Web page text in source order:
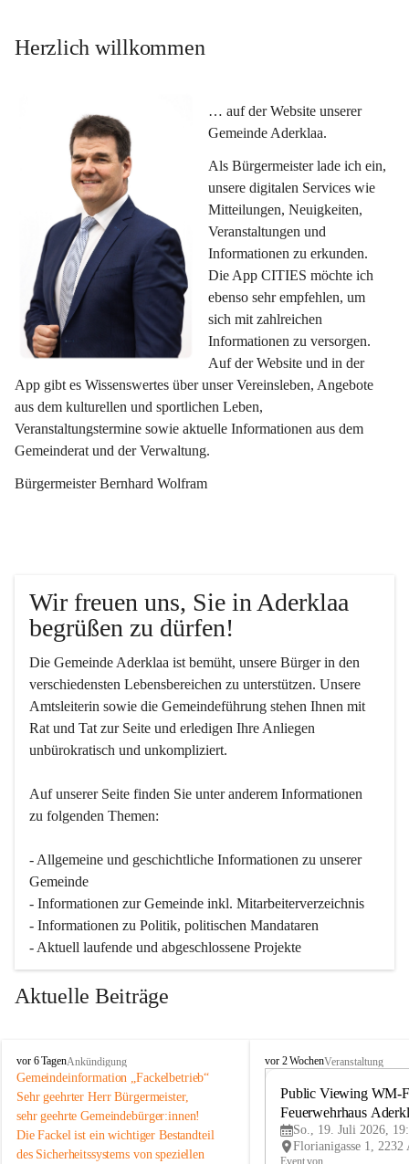
Herzlich willkommen
… auf der Website unserer
Gemeinde Aderklaa.
Als Bürgermeister lade ich ein,
unsere digitalen Services wie
Mitteilungen, Neuigkeiten,
Veranstaltungen und
Informationen zu erkunden.
Die App CITIES möchte ich
ebenso sehr empfehlen, um
sich mit zahlreichen
Informationen zu versorgen.
Auf der Website und in der
App gibt es Wissenswertes über unser Vereinsleben, Angebote
aus dem kulturellen und sportlichen Leben,
Veranstaltungstermine sowie aktuelle Informationen aus dem
Gemeinderat und der Verwaltung.
Bürgermeister Bernhard Wolfram
Wir freuen uns, Sie in Aderklaa
begrüßen zu dürfen!
Die Gemeinde Aderklaa ist bemüht, unsere Bürger in den
verschiedensten Lebensbereichen zu unterstützen. Unsere
Amtsleiterin sowie die Gemeindeführung stehen Ihnen mit
Rat und Tat zur Seite und erledigen Ihre Anliegen
unbürokratisch und unkompliziert.
Auf unserer Seite finden Sie un­ter an­de­rem Informationen
zu folgenden Themen:
- Allgemeine und geschichtliche Informationen zu unserer
Gemeinde
- Informationen zur Gemeinde inkl. Mitarbeiterverzeichnis
- Informationen zu Politik, politischen Mandataren
- Aktuell laufende und abgeschlossene Projekte
Aktuelle Beiträge
A
d
e
r
k
l
a
vor 6 TagenAnkündigung
Gemeindeinformation „Fackelbetrieb“
Sehr geehrter Herr Bürgermeister,
sehr geehrte Gemeindebürger:innen!
Die Fackel ist ein wichtiger Bestandteil
des Sicherheitssystems von speziellen
A
vor 2 WochenVeranstaltung
Public Viewing WM-
Feuerwehrhaus
So., 19. Juli 2026,
Event von